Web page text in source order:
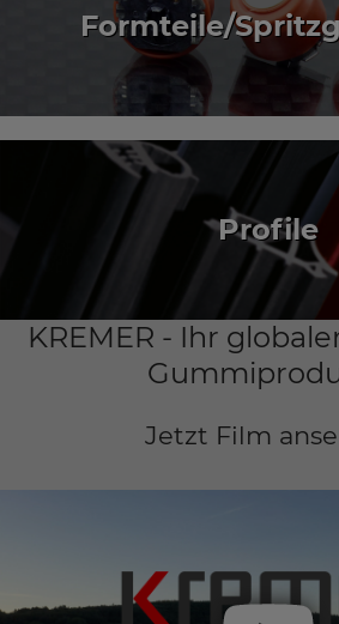
Formteile/
Profile
KREMER - Ihr
Jetzt Film